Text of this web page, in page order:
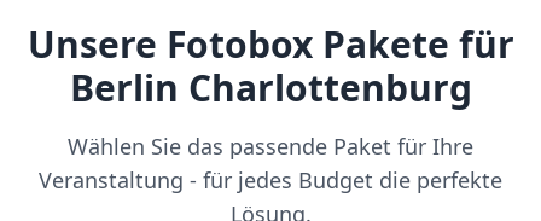
Unsere Fotobox Pakete für
Berlin Charlottenburg
Wählen Sie das passende Paket für Ihre
Veranstaltung - für jedes Budget die perfekte
Lösung.